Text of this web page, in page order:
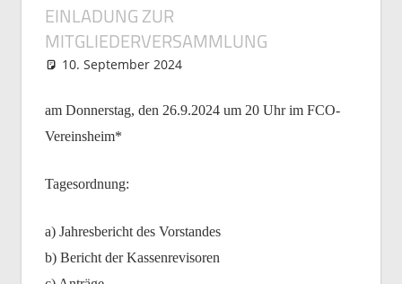
EINLADUNG ZUR
MITGLIEDERVERSAMMLUNG
10. September 2024
am Donnerstag, den 26.9.2024 um 20 Uhr im FCO-
Vereinsheim*
Tagesordnung:
a) Jahresbericht des Vorstandes
b) Bericht der Kassenrevisoren